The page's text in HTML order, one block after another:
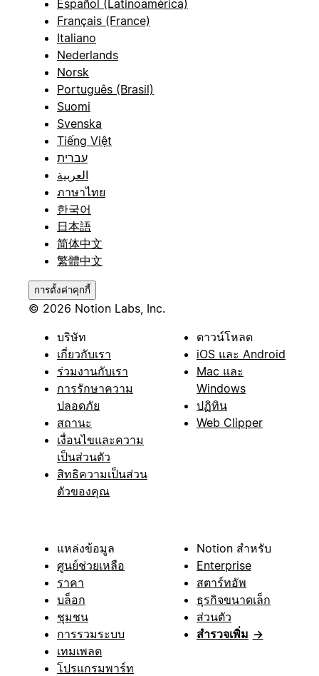
Español (Latinoamérica)
Français (France)
Italiano
Nederlands
Norsk
Português (Brasil)
Suomi
Svenska
Tiếng Việt
עברית
العربية
ภาษาไทย
한국어
日本語
简体中文
繁體中文
การตั้งค่าคุกกี้
© 2026 Notion Labs, Inc.
บริษัท
เกี่ยวกับเรา
ร่วมงานกับเรา
การรักษาความ
ปลอดภัย
สถานะ
เงื่อนไขและความ
เป็นส่วนตัว
สิทธิความเป็นส่วน
ตัวของคุณ
ดาวน์โหลด
iOS และ Android
Mac และ
Windows
ปฏิทิน
Web Clipper
แหล่งข้อมูล
ศูนย์ช่วยเหลือ
ราคา
บล็อก
ชุมชน
การรวมระบบ
เทมเพลต
โปรแกรมพาร์ท
Notion สำหรับ
Enterprise
สตาร์ทอัพ
ธุรกิจขนาดเล็ก
ส่วนตัว
สำรวจเพิ่ม →